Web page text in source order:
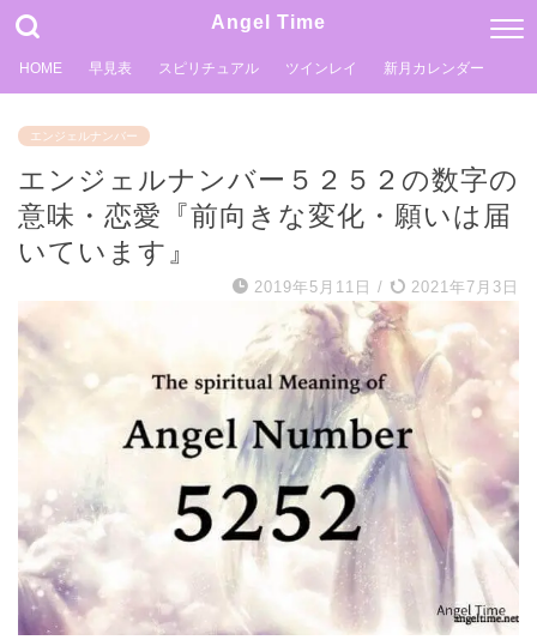
Angel Time
HOME 早見表 スピリチュアル ツインレイ 新月カレンダー
エンジェルナンバー
エンジェルナンバー５２５２の数字の
意味・恋愛『前向きな変化・願いは届
いています』
2019年5月11日 / 2021年7月3日